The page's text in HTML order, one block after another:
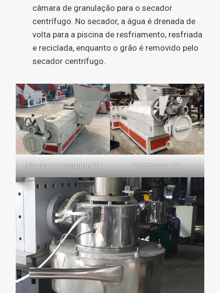
câmara de granulação para o secador
centrífugo. No secador, a água é drenada de
volta para a piscina de resfriamento, resfriada
e reciclada, enquanto o grão é removido pelo
secador centrífugo.
Máquina de reciclagem EPE Peletizadora EPE